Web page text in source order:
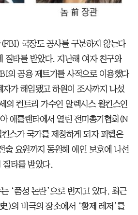
국장도 공사를 구분하지 않는다
질타를 받았다. 지난해 여자 친구와
의 공용 제트기를 사적으로 이용했다
가 해임됐고 하원이 조사까지 나섰
의 컨트리 가수인 알렉시스 윌킨스인
애틀랜타에서 열린 전미총기협회(N
스가 국가를 제창하게 되자 파텔은
술 요원까지 동원해 애인 보호에 나선
질타를 받았다.
‘품성 논란’으로 번지고 있다. 최근
)의 비극의 장소에서 ‘황제 레저’를